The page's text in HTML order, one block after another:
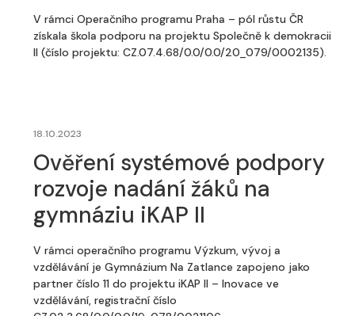
V rámci Operačního programu Praha – pól růstu ČR
získala škola podporu na projektu Společně k demokracii
II (číslo projektu: CZ.07.4.68/0.0/0.0/20_079/0002135).
18.10.2023
Ověření systémové podpory
rozvoje nadání žáků na
gymnáziu iKAP II
V rámci operačního programu Výzkum, vývoj a
vzdělávání je Gymnázium Na Zatlance zapojeno jako
partner číslo 11 do projektu iKAP II – Inovace ve
vzdělávání, registrační číslo